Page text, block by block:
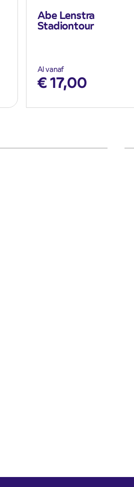
Abe Lenstra
Stadiontour
Al vanaf
€17,00